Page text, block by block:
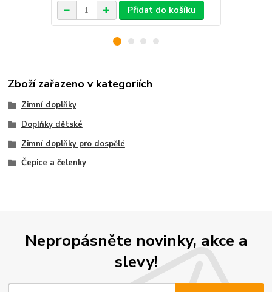
Přidat do košíku
Zboží zařazeno v kategoriích
Zimní doplňky
Doplňky dětské
Zimní doplňky pro dospělé
Čepice a čelenky
Nepropásněte novinky, akce a
slevy!